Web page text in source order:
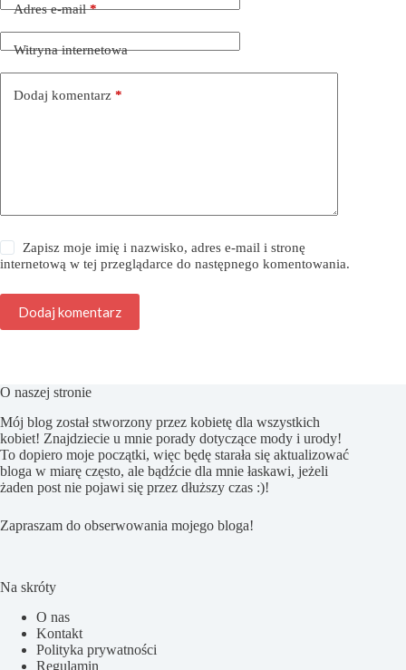
Adres e-mail*
Witryna internetowa
Dodaj komentarz *
Zapisz moje imię i nazwisko, adres e-mail i stronę
internetową w tej przeglądarce do następnego komentowania.
Dodaj komentarz
O naszej stronie
Mój blog został stworzony przez kobietę dla wszystkich
kobiet! Znajdziecie u mnie porady dotyczące mody i urody!
To dopiero moje początki, więc będę starała się aktualizować
bloga w miarę często, ale bądźcie dla mnie łaskawi, jeżeli
żaden post nie pojawi się przez dłuższy czas :)!
Zapraszam do obserwowania mojego bloga!
Na skróty
O nas
Kontakt
Polityka prywatności
Regulamin